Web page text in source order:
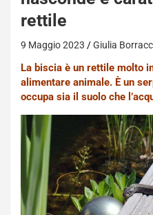
rettile
9 Maggio 2023 Giulia
La biscia è un rettile molto
alimentare animale. È un
occupa sia il suolo che